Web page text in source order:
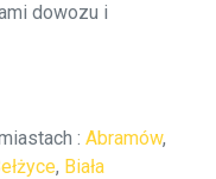
dowozu i
: Abramów,
, Biała